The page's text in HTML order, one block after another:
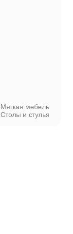
Мягкая мебель
Столы и стулья